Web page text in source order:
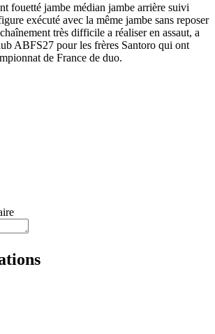
fouetté jambe médian jambe arrière suivi
exécuté avec la même jambe sans reposer
très difficile a réaliser en assaut, a
ABFS27 pour les frères Santoro qui ont
de France de duo.